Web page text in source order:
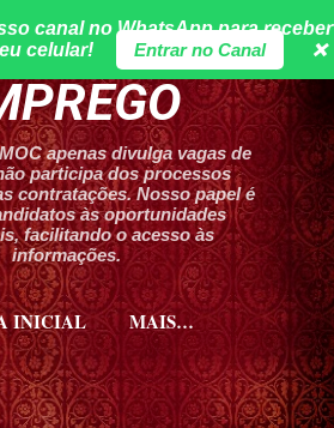
o conteúdo principal
DE
apenas divulga vagas de
participa dos processos
contratações. Nosso papel é
às oportunidades
facilitando o acesso às
informações.
canal no WhatsApp para receber
celular!
Entrar no Canal ❌
INICIAL
MAIS…
HA VAGAS MOC